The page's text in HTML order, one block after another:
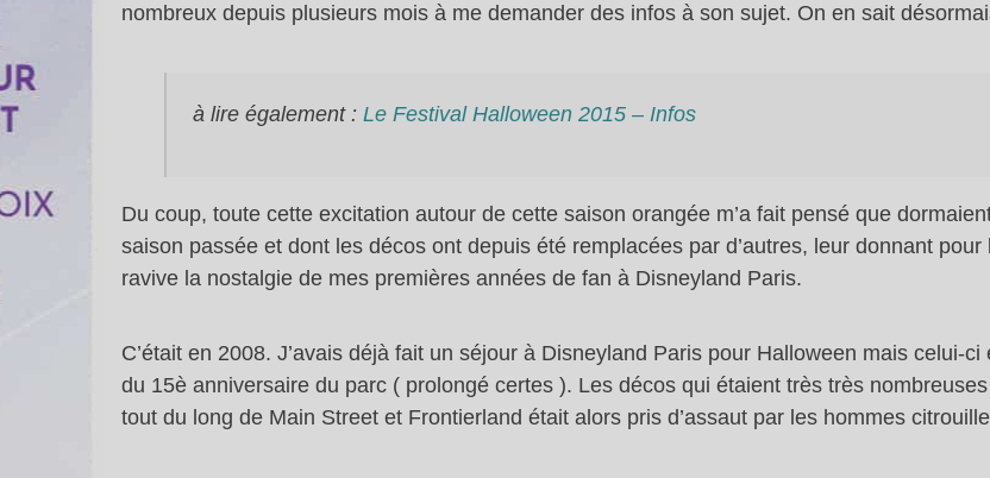
nombreux depuis plusieurs mois à me demander des infos à son sujet. On en sait
à lire également : Le Festival Halloween 2015 – Infos
Du coup, toute cette excitation autour de cette saison orangée m’a fait pensé que
saison passée et dont les décos ont depuis été remplacées par d’autres, leur donnant
ravive la nostalgie de mes premières années de fan à Disneyland Paris.
C’était en 2008. J’avais déjà fait un séjour à Disneyland Paris pour Halloween mais celui-
du 15è anniversaire du parc ( prolongé certes ). Les décos qui étaient très très
tout du long de Main Street et Frontierland était alors pris d’assaut par les hommes